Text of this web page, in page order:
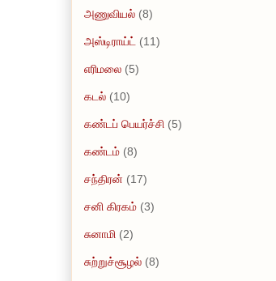
அணுவியல் (8)
அஸ்டிராய்ட் (11)
எரிமலை (5)
கடல் (10)
கண்டப் பெயர்ச்சி (5)
கண்டம் (8)
சந்திரன் (17)
சனி கிரகம் (3)
சுனாமி (2)
சுற்றுச்சூழல் (8)